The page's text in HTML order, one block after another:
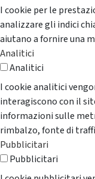
I cookie per le
analizzare gli indici
aiutano a fornire una
Analitici
Analitici
I cookie analitici
interagiscono con il
informazioni sulle
rimbalzo, fonte di
Pubblicitari
Pubblicitari